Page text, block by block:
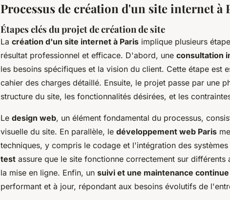
Processus de création d'un site internet à
Étapes clés du projet de création de site
La création d'un site internet à Paris implique plusieurs
résultat professionnel et efficace. D'abord, une consultation
les besoins spécifiques et la vision du client. Cette étape est
cahier des charges détaillé. Ensuite, le projet passe par une
structure du site, les fonctionnalités désirées, et les
Le design web, un élément fondamental du processus,
visuelle du site. En parallèle, le développement web Paris
techniques, y compris le codage et l'intégration des
test assure que le site fonctionne correctement sur différents
la mise en ligne. Enfin, un suivi et une maintenance continue
performant et à jour, répondant aux besoins évolutifs de